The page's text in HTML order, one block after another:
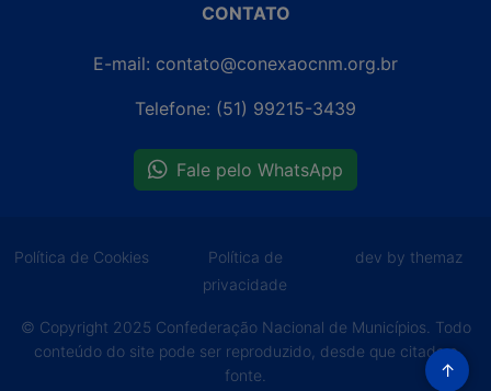
CONTATO
E-mail: contato@conexaocnm.org.br
Telefone: (51) 99215-3439
Fale pelo WhatsApp
Política de Cookies
Política de
privacidade
dev by themaz
© Copyright 2025 Confederação Nacional de Municípios. Todo
conteúdo do site pode ser reproduzido, desde que citada a
fonte.
↑